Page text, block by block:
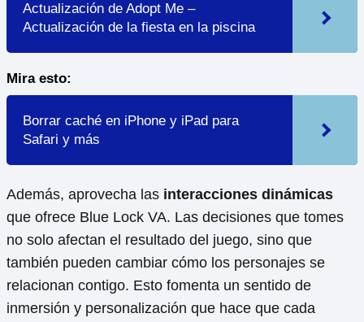
Actualización de Adopt Me –
Actualización de la fiesta en la piscina
Mira esto:
Borrar caché en iPhone y iPad para
Safari y más
Además, aprovecha las interacciones dinámicas
que ofrece Blue Lock VA. Las decisiones que tomes
no solo afectan el resultado del juego, sino que
también pueden cambiar cómo los personajes se
relacionan contigo. Esto fomenta un sentido de
inmersión y personalización que hace que cada